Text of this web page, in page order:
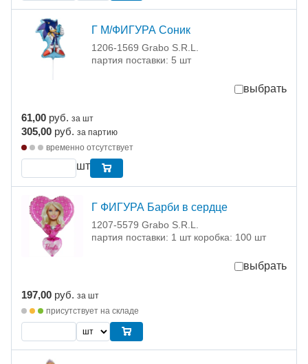
Г М/ФИГУРА Соник
1206-1569 Grabo S.R.L.
партия поставки: 5 шт
выбрать
61,00 руб. за шт
305,00 руб. за партию
временно отсутствует
шт
Г ФИГУРА Барби в сердце
1207-5579 Grabo S.R.L.
партия поставки: 1 шт коробка: 100 шт
выбрать
197,00 руб. за шт
присутствует на складе